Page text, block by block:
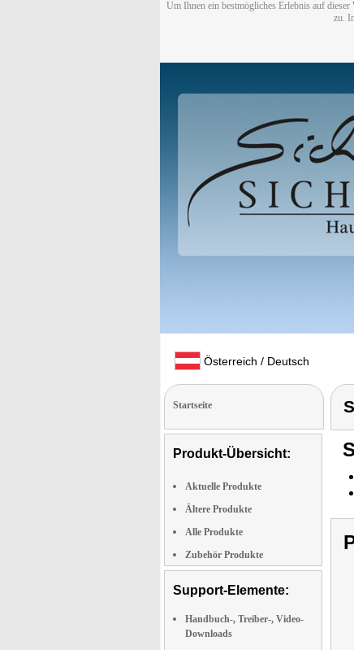
Um Ihnen ein bestmögliches Erlebnis auf
zu.
Österreich / Deutsch
Startseite
Produkt-Übersicht:
Aktuelle Produkte
Ältere Produkte
Alle Produkte
Zubehör Produkte
Support-Elemente:
Handbuch-, Treiber-, Video-
Downloads